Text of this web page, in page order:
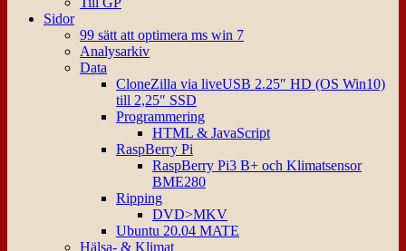
Sidor
99 sätt att optimera ms win 7
Analysarkiv
Data
CloneZilla via liveUSB 2.25″ HD (OS Win10)
till 2,25″ SSD
Programmering
HTML & JavaScript
RaspBerry Pi
RaspBerry Pi3 B+ och Klimatsensor
BME280
Ripping
DVD>MKV
Ubuntu 20.04 MATE
Hälsa- & Klimat